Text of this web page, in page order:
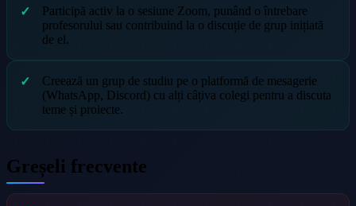
Participă activ la o sesiune Zoom, punând o întrebare
profesorului sau contribuind la o discuție de grup inițiată
de el.
Creează un grup de studiu pe o platformă de mesagerie
(WhatsApp, Discord) cu alți câțiva colegi pentru a discuta
teme și proiecte.
Greșeli frecvente